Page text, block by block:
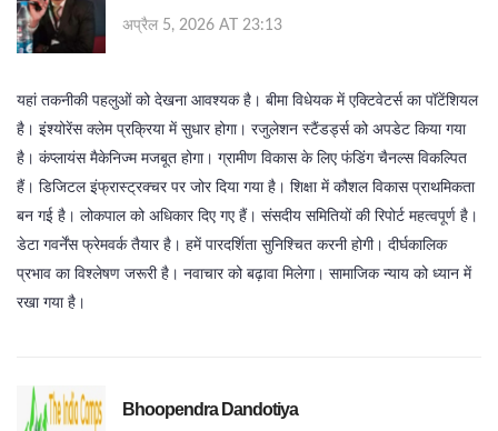
अप्रैल 5, 2026 AT 23:13
यहां तकनीकी पहलुओं को देखना आवश्यक है। बीमा विधेयक में एक्टिवेटर्स का पॉटेंशियल
है। इंश्योरेंस क्लेम प्रक्रिया में सुधार होगा। रजुलेशन स्टैंडर्ड्स को अपडेट किया गया
है। कंप्लायंस मैकेनिज्म मजबूत होगा। ग्रामीण विकास के लिए फंडिंग चैनल्स विकल्पित
हैं। डिजिटल इंफ्रास्ट्रक्चर पर जोर दिया गया है। शिक्षा में कौशल विकास प्राथमिकता
बन गई है। लोकपाल को अधिकार दिए गए हैं। संसदीय समितियों की रिपोर्ट महत्वपूर्ण है।
डेटा गवर्नेंस फ्रेमवर्क तैयार है। हमें पारदर्शिता सुनिश्चित करनी होगी। दीर्घकालिक
प्रभाव का विश्लेषण जरूरी है। नवाचार को बढ़ावा मिलेगा। सामाजिक न्याय को ध्यान में
रखा गया है।
Bhoopendra Dandotiya